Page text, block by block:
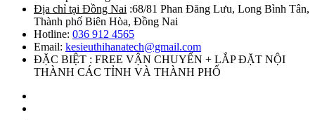
Địa chỉ tại Đồng Nai :68/81 Phan Đăng Lưu, Long Bình Tân,
Thành phố Biên Hòa, Đồng Nai
Hotline: 036 912 4565
Email: kesieuthihanatech@gmail.com
ĐẶC BIỆT : FREE VẬN CHUYỂN + LẮP ĐẶT NỘI
THÀNH CÁC TỈNH VÀ THÀNH PHỐ